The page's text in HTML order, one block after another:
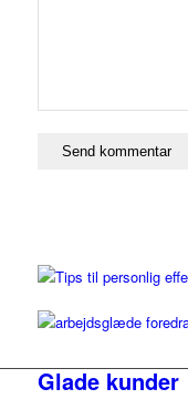
Glade kunder